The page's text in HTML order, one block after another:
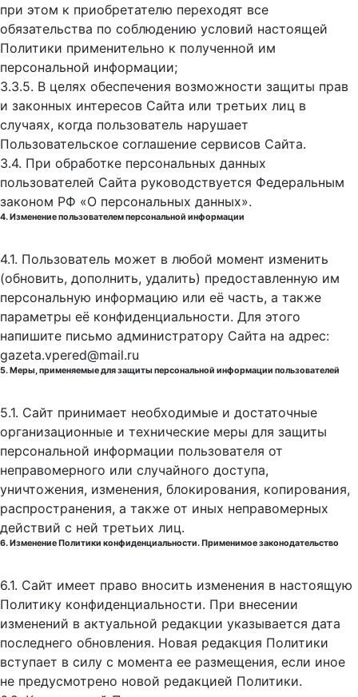
при этом к приобретателю переходят все
обязательства по соблюдению условий настоящей
Политики применительно к полученной им
персональной информации;
3.3.5. В целях обеспечения возможности защиты прав
и законных интересов Сайта или третьих лиц в
случаях, когда пользователь нарушает
Пользовательское соглашение сервисов Сайта.
3.4. При обработке персональных данных
пользователей Сайта руководствуется Федеральным
законом РФ «О персональных данных».
4. Изменение пользователем персональной информации
4.1. Пользователь может в любой момент изменить
(обновить, дополнить, удалить) предоставленную им
персональную информацию или её часть, а также
параметры её конфиденциальности. Для этого
напишите письмо администратору Сайта на адрес:
gazeta.vpered@mail.ru
5. Меры, применяемые для защиты персональной информации пользователей
5.1. Сайт принимает необходимые и достаточные
организационные и технические меры для защиты
персональной информации пользователя от
неправомерного или случайного доступа,
уничтожения, изменения, блокирования, копирования,
распространения, а также от иных неправомерных
действий с ней третьих лиц.
6. Изменение Политики конфиденциальности. Применимое законодательство
6.1. Сайт имеет право вносить изменения в настоящую
Политику конфиденциальности. При внесении
изменений в актуальной редакции указывается дата
последнего обновления. Новая редакция Политики
вступает в силу с момента ее размещения, если иное
не предусмотрено новой редакцией Политики.